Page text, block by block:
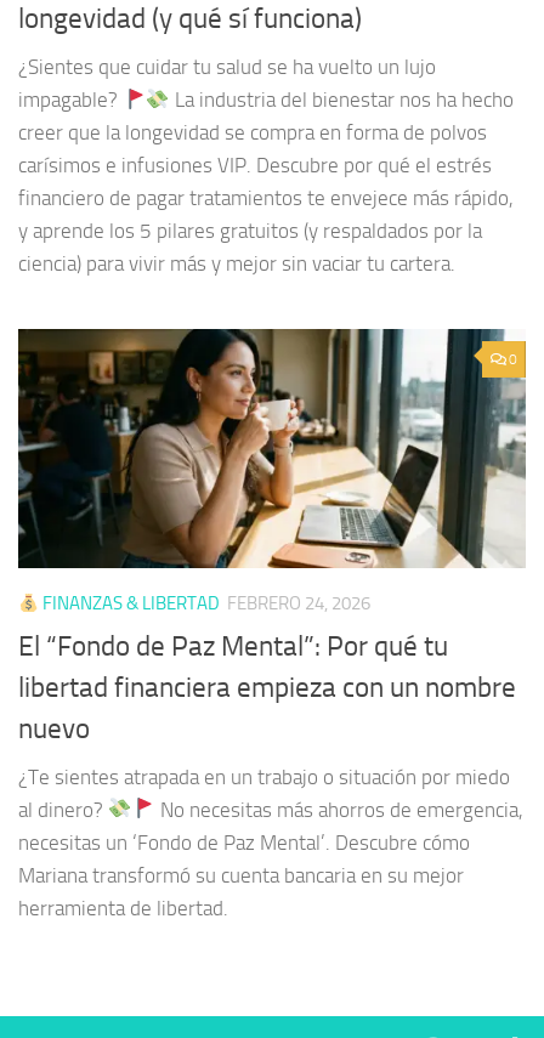
longevidad (y qué sí funciona)
¿Sientes que cuidar tu salud se ha vuelto un lujo
impagable?
La industria del bienestar nos ha hecho
creer que la longevidad se compra en forma de polvos
carísimos e infusiones VIP. Descubre por qué el estrés
financiero de pagar tratamientos te envejece más rápido,
y aprende los 5 pilares gratuitos (y respaldados por la
ciencia) para vivir más y mejor sin vaciar tu cartera.
0
FINANZAS & LIBERTAD FEBRERO 24, 2026
El “Fondo de Paz Mental”: Por qué tu
libertad financiera empieza con un nombre
nuevo
¿Te sientes atrapada en un trabajo o situación por miedo
al dinero?
No necesitas más ahorros de emergencia,
necesitas un ‘Fondo de Paz Mental’. Descubre cómo
Mariana transformó su cuenta bancaria en su mejor
herramienta de libertad.